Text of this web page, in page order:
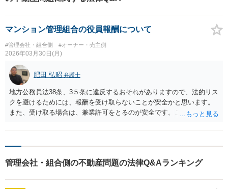
マンション管理組合の役員報酬について
#管理会社・組合側 #オーナー・売主側
2026年03月30日(月)
肥田 弘昭 弁護士
地方公務員法38条、3５条に違反するおそれがありますので、法的リス
クを避けるためには、報酬を受け取らないことが安全かと思います。
また、受け取る場合は、兼業許可をとるのが安全です。ご参考にして
管理会社・組合側の不動産問題の法律Q&Aランキング